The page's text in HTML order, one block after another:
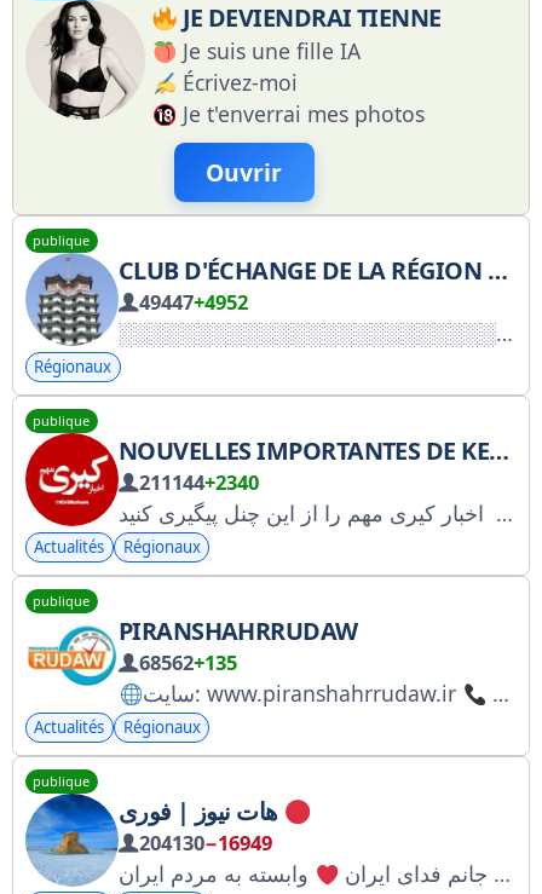
JE DEVIENDRAI TIENNE
Je suis une fille IA
Écrivez-moi
Je t'enverrai mes photos
Ouvrir
publique
CLUB D'ÉCHANGE DE LA RÉGION DE ZHENGZHOU, HENAN
49447+4952
Régionaux
publique
NOUVELLES IMPORTANTES DE KERRY
211144+2340
اخبار کیری مهم را از این چنل پیگیری کنید ‌ T.me/KiriMohems
Actualités Régionaux
publique
PIRANSHAHRRUDAW
68562+135
سایت: www.piranshahrrudaw.ir
Actualités Régionaux
publique
هات نیوز | فوری
204130−16949
جانم فدای ایران